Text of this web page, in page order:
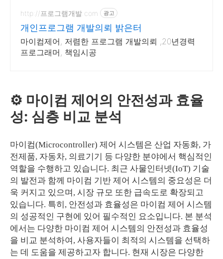
http://프로그램개발.com 광고
개인프로그램 개발의뢰 밝은터
마이컴제어, 저렴한 프로그램 개발의뢰 ,20년경력
프로그래머, 책임시공
⚙️ 마이컴 제어의 안전성과 효율
성: 심층 비교 분석
마이컴(Microcontroller) 제어 시스템은 산업 자동화, 가
전제품, 자동차, 의료기기 등 다양한 분야에서 핵심적인
역할을 수행하고 있습니다. 최근 사물인터넷(IoT) 기술
의 발전과 함께 마이컴 기반 제어 시스템의 중요성은 더
욱 커지고 있으며, 시장 규모 또한 급속도로 확장되고
있습니다. 특히, 안전성과 효율성은 마이컴 제어 시스템
의 성공적인 구현에 있어 필수적인 요소입니다. 본 분석
에서는 다양한 마이컴 제어 시스템의 안전성과 효율성
을 비교 분석하여, 사용자들이 최적의 시스템을 선택하
는 데 도움을 제공하고자 합니다. 현재 시장은 다양한